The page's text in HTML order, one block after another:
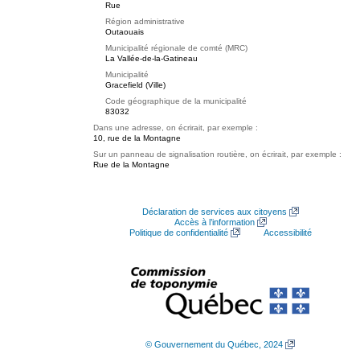
Rue
Région administrative
Outaouais
Municipalité régionale de comté (MRC)
La Vallée-de-la-Gatineau
Municipalité
Gracefield (Ville)
Code géographique de la municipalité
83032
Dans une adresse, on écrirait, par exemple :
10, rue de la Montagne
Sur un panneau de signalisation routière, on écrirait, par exemple :
Rue de la Montagne
Déclaration de services aux citoyens
Accès à l’information
Politique de confidentialité
Accessibilité
© Gouvernement du Québec, 2024